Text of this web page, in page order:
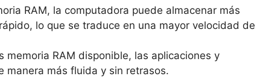
RAM, la computadora puede almacenar más
lo que se traduce en una mayor velocidad de
memoria RAM disponible, las aplicaciones y
manera más fluida y sin retrasos.